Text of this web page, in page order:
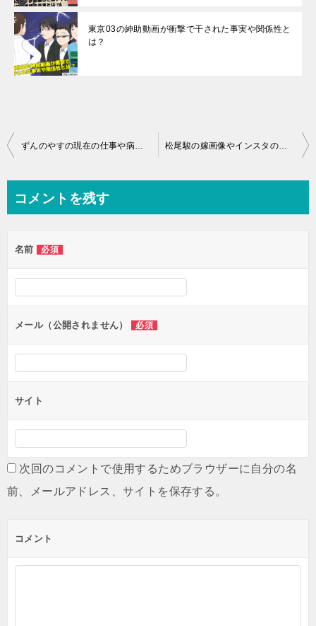
東京03の紳助動画が衝撃で干された事実や関係性と
は？
投
ビ
ー
シ
ン
ずんのやすの現在の仕事や病気からの復帰の真相とは？結婚はしているの？ 松尾駿の嫁画像やインスタの真実とは？父親や母親の詳細が驚愕の？
コメントを残す
名前 必須
メール（公開されません） 必須
サイト
次回のコメントで使用するためブラウザーに自分の名
前、メールアドレス、サイトを保存する。
コメント